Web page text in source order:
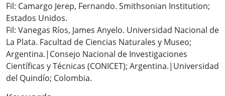
Fil: Camargo Jerep, Fernando. Smithsonian Institution;
Estados Unidos.
Fil: Vanegas Ríos, James Anyelo. Universidad Nacional de
La Plata. Facultad de Ciencias Naturales y Museo;
Argentina.|Consejo Nacional de Investigaciones
Científicas y Técnicas (CONICET); Argentina.|Universidad
del Quindío; Colombia.